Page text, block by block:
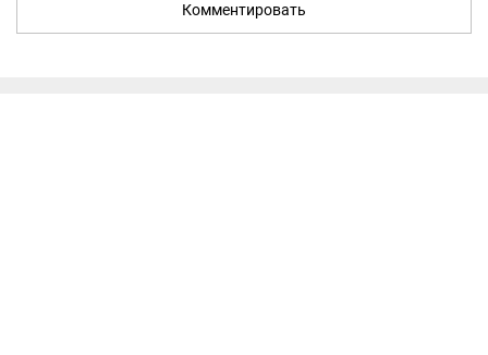
Комментировать